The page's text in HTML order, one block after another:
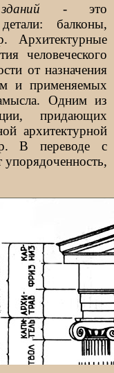
- это
балконы,
Архитектурные
человеческого
от назначения
и применяемых
Одним из
придающих
архитектурной
В переводе с
упорядоченность,